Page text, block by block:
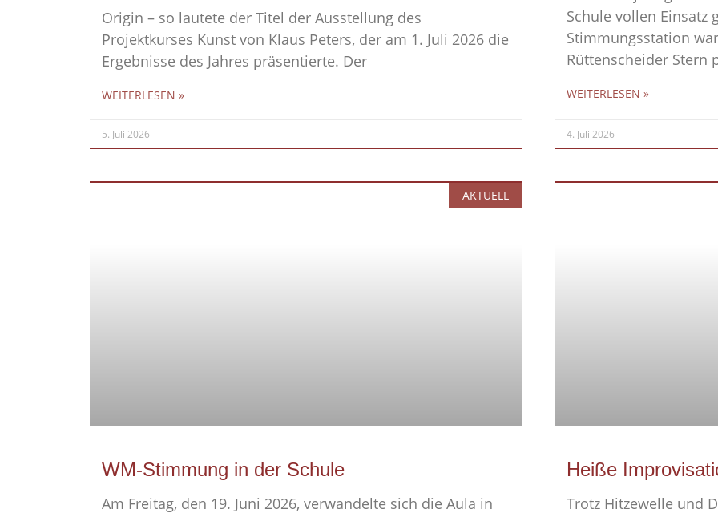
Origin – so lautete der Titel der Ausstellung des
Projektkurses Kunst von Klaus Peters, der am 1. Juli 2026 die
Ergebnisse des Jahres präsentierte. Der
WEITERLESEN »
5. Juli 2026
Schule vollen Einsatz
Stimmungsstation
Rüttenscheider Stern
WEITERLESEN »
4. Juli 2026
AKTUELL
WM-Stimmung in der Schule
Am Freitag, den 19. Juni 2026, verwandelte sich die Aula in
Heiße
Trotz Hitzewelle und